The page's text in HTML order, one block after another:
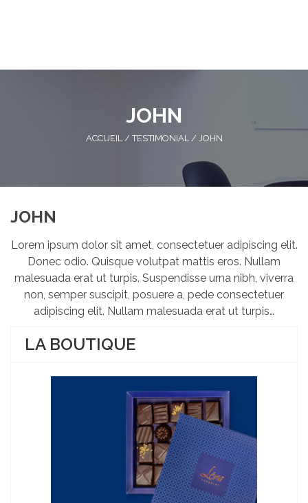
JOHN
ACCUEIL / TESTIMONIAL / JOHN
JOHN
Lorem ipsum dolor sit amet, consectetuer adipiscing elit.
Donec odio. Quisque volutpat mattis eros. Nullam
malesuada erat ut turpis. Suspendisse urna nibh, viverra
non, semper suscipit, posuere a, pede consectetuer
adipiscing elit. Nullam malesuada erat ut turpis…
LA BOUTIQUE